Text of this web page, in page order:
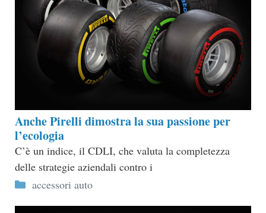
Anche Pirelli dimostra la sua passione per
l’ecologia
C’è un indice, il CDLI, che valuta la completezza
delle strategie aziendali contro i
Categorie
accessori auto